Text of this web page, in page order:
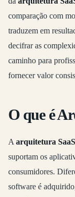
comparação com
traduzem em
decifrar as
caminho para
fornecer valor
O que é
Aarquitetura SaaS
suportam os
consumidores.
software é